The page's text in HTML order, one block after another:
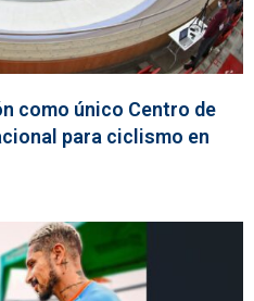
como único Centro de
para ciclismo en